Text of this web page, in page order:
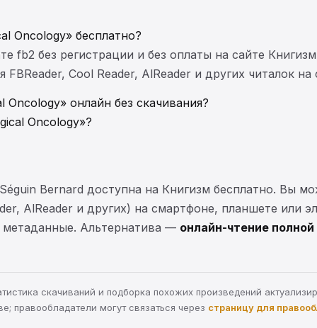
Oncology» бесплатно?
fb2 без регистрации и без оплаты на сайте
Cool Reader, AlReader и других читалок
онлайн без скачивания?
Oncology»?
Bernard доступна на Книгизм бесплатно. Вы
AlReader и других) на смартфоне, планшете или
метаданные. Альтернатива — онлайн-чтение
скачиваний и подборка похожих произведений
правообладатели могут связаться через страницу для